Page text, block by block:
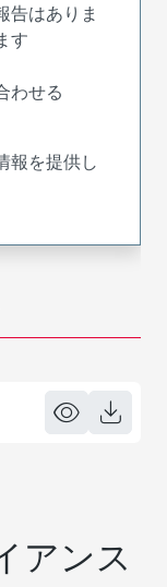
告はありま
す
わせる
報を提供し
アンス